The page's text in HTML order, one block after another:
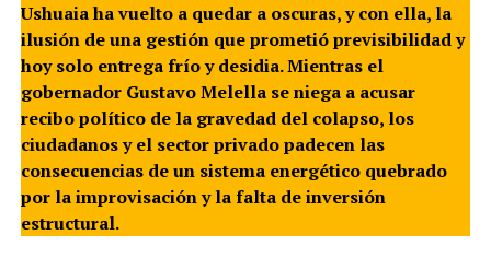
Ushuaia ha vuelto a quedar a oscuras, y con ella, la
ilusión de una gestión que prometió previsibilidad y
hoy solo entrega frío y desidia. Mientras el
gobernador Gustavo Melella se niega a acusar
recibo político de la gravedad del colapso, los
ciudadanos y el sector privado padecen las
consecuencias de un sistema energético quebrado
por la improvisación y la falta de inversión
estructural.